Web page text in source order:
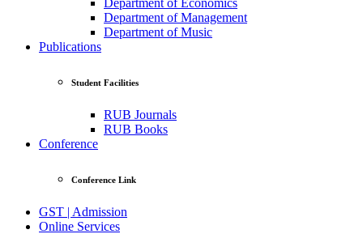
Department of Management
Department of Music
Publications
Student Facilities
RUB Journals
RUB Books
Conference
Conference Link
GST | Admission
Online Services